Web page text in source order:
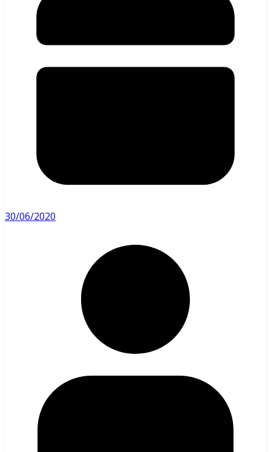
30/06/2020